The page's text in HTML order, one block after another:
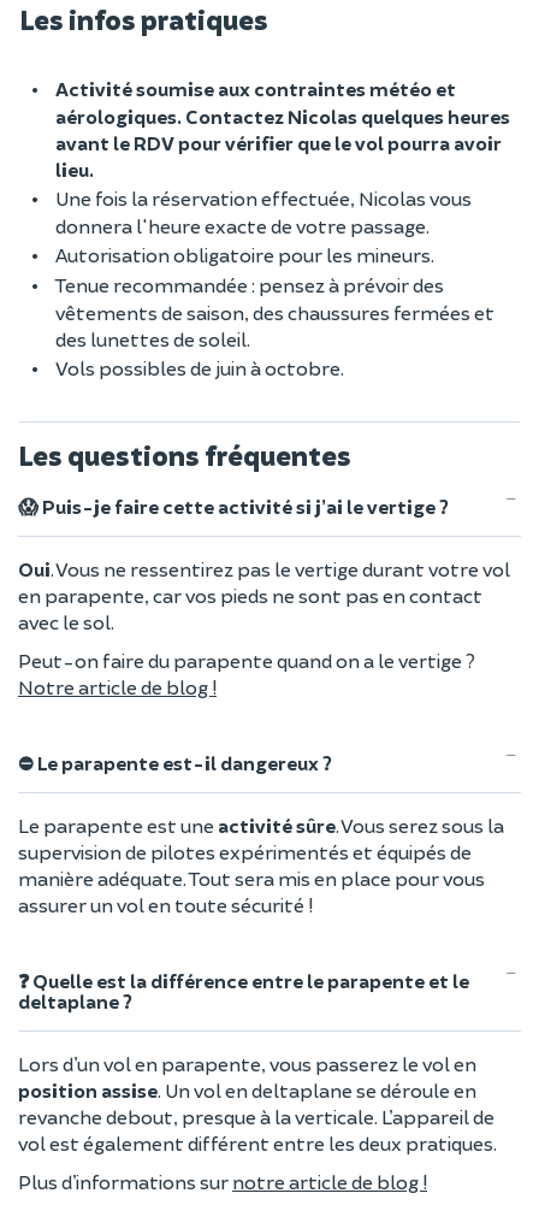
Les infos pratiques
Activité soumise aux contraintes météo et
aérologiques. Contactez Nicolas quelques heures
avant le RDV pour vérifier que le vol pourra avoir
lieu.
Une fois la réservation effectuée, Nicolas vous
donnera l'heure exacte de votre passage.
Autorisation obligatoire pour les mineurs.
Tenue recommandée : pensez à prévoir des
vêtements de saison, des chaussures fermées et
des lunettes de soleil.
Vols possibles de juin à octobre.
Les questions fréquentes
😱 Puis-je faire cette activité si j’ai le vertige ?
Oui. Vous ne ressentirez pas le vertige durant votre vol
en parapente, car vos pieds ne sont pas en contact
avec le sol.
Peut-on faire du parapente quand on a le vertige ?
Notre article de blog !
⛔ Le parapente est-il dangereux ?
Le parapente est une activité sûre. Vous serez sous la
supervision de pilotes expérimentés et équipés de
manière adéquate. Tout sera mis en place pour vous
assurer un vol en toute sécurité !
❓ Quelle est la différence entre le parapente et le
deltaplane ?
Lors d’un vol en parapente, vous passerez le vol en
position assise. Un vol en deltaplane se déroule en
revanche debout, presque à la verticale. L’appareil de
vol est également différent entre les deux pratiques.
Plus d’informations sur notre article de blog !